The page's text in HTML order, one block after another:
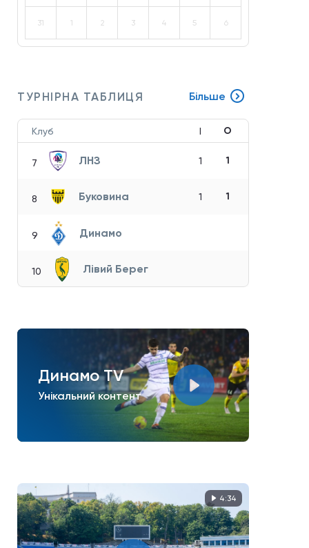
31 1 2 3 4 5 6
ТУРНІРНА ТАБЛИЦЯ Більше
Клуб І О
7 ЛНЗ 1 1
8 Буковина 1 1
9 Динамо
10 Лівий Берег
Динамо TV
Унікальний контент
4:34